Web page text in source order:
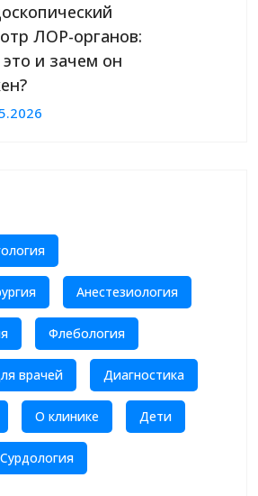
ЛОР-органов:
и зачем он
Анестезиология
Флебология
врачей Диагностика
О клинике Дети
Сурдология